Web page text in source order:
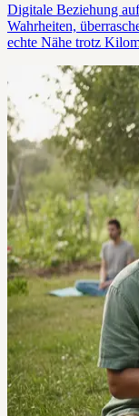
Digitale Beziehung
Wahrheiten,
echte Nähe trotz